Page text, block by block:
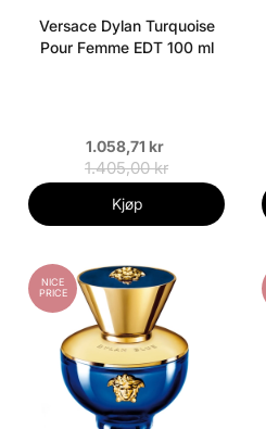
Versace Dylan Turquoise
Pour Femme EDT 100 ml
1.058,71 kr
1.405,00 kr
Kjøp
NICE
PRICE